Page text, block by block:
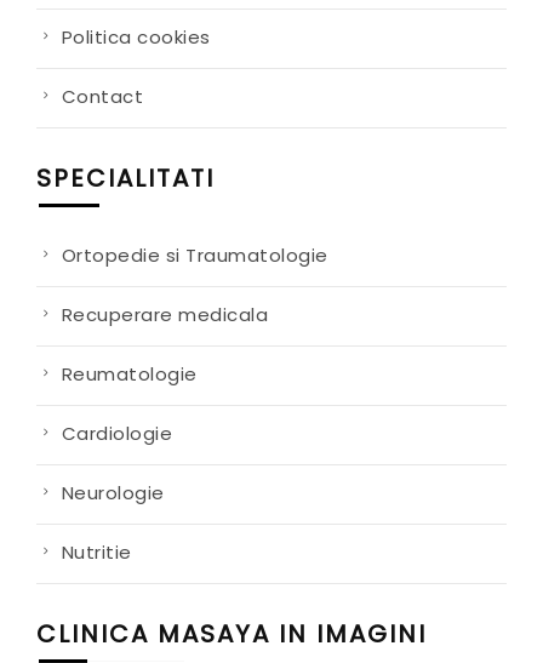
Politica cookies
Contact
SPECIALITATI
Ortopedie si Traumatologie
Recuperare medicala
Reumatologie
Cardiologie
Neurologie
Nutritie
CLINICA MASAYA IN IMAGINI